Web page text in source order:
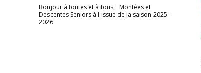
Bonjour à toutes et à tous, Montées et
Descentes Seniors à l'issue de la saison 2025-
2026